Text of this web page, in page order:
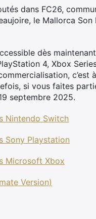
dans FC26,
le Mallorca
dès
4, Xbox
si vous faites
septembre 2025.
Nintendo Switch
Sony Playstation
Microsoft Xbox
Version)